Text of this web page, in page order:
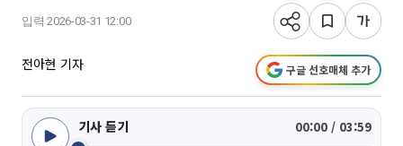
입력 2026-03-31 12:00
전아현 기자 구글 선호매체 추가
기사 듣기 00:00 / 03:59